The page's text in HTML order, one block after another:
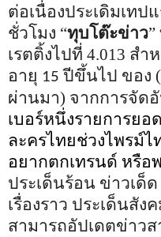
ต่อเนื่องประเดิมเทป
ชั่วโมง “ทุบโต๊ะข่าว”
เรตติ้งไปที่ 4.013 ส
อายุ 15 ปีขึ้นไป ของ
ผ่านมา) จากการจัด
เบอร์หนึ่งรายการยอ
ละครไทยช่วงไพรม์ไ
อยากตกเทรนด์ หรือ
ประเด็นร้อน ข่าวเด็
เรื่องราว ประเด็นสั
สามารถอัปเดตข่าวส